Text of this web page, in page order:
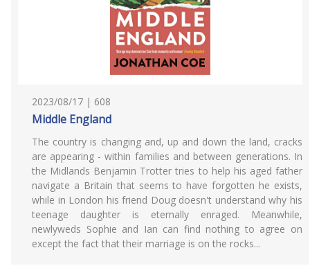
2023/08/17 | 608
Middle England
The country is changing and, up and down the land, cracks
are appearing - within families and between generations. In
the Midlands Benjamin Trotter tries to help his aged father
navigate a Britain that seems to have forgotten he exists,
while in London his friend Doug doesn't understand why his
teenage daughter is eternally enraged. Meanwhile,
newlyweds Sophie and Ian can find nothing to agree on
except the fact that their marriage is on the rocks...